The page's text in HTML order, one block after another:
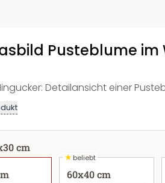
Pusteblume im
Detailansicht einer
cm
★beliebt
60x40 cm